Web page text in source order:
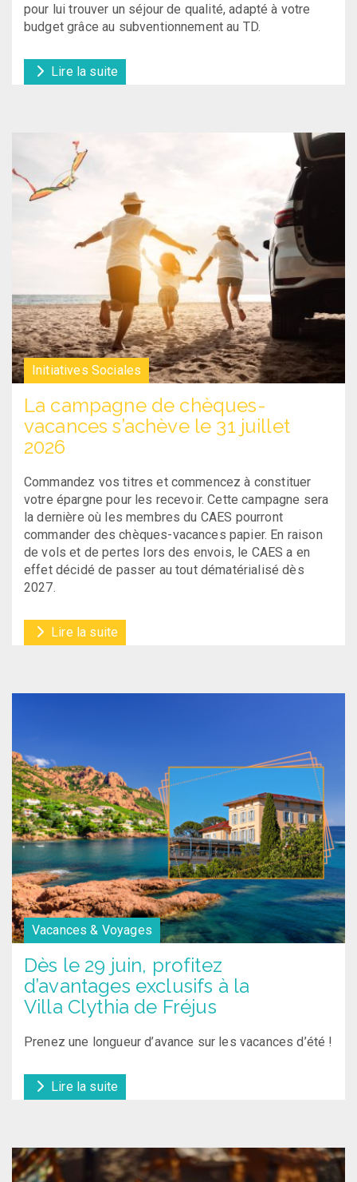
pour lui trouver un séjour de qualité, adapté à votre
budget grâce au subventionnement au TD.
Lire la suite
Initiatives Sociales
La campagne de chèques-
vacances s’achève le 31 juillet
2026
Commandez vos titres et commencez à constituer
votre épargne pour les recevoir. Cette campagne sera
la dernière où les membres du CAES pourront
commander des chèques-vacances papier. En raison
de vols et de pertes lors des envois, le CAES a en
effet décidé de passer au tout dématérialisé dès
2027.
Lire la suite
Vacances & Voyages
Dès le 29 juin, profitez
d’avantages exclusifs à la
Villa Clythia de Fréjus
Prenez une longueur d’avance sur les vacances d’été !
Lire la suite